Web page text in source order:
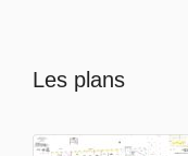
Les plans